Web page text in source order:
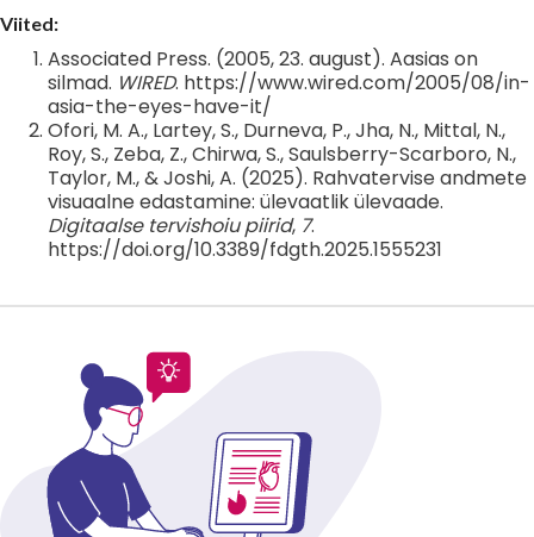
Viited:
Associated Press. (2005, 23. august). Aasias on
silmad. WIRED. https://www.wired.com/2005/08/in-
asia-the-eyes-have-it/
Ofori, M. A., Lartey, S., Durneva, P., Jha, N., Mittal, N.,
Roy, S., Zeba, Z., Chirwa, S., Saulsberry-Scarboro, N.,
Taylor, M., & Joshi, A. (2025). Rahvatervise andmete
visuaalne edastamine: ülevaatlik ülevaade.
Digitaalse tervishoiu piirid, 7.
https://doi.org/10.3389/fdgth.2025.1555231